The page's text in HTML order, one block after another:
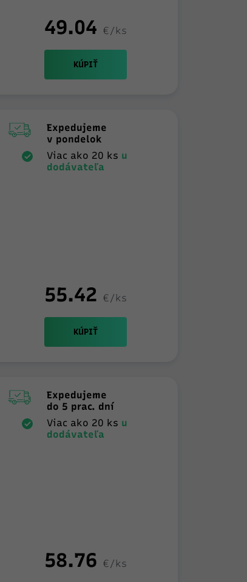
49.04 €/ks
KÚPIŤ
Expedujeme
v pondelok
Viac ako 20 ks u
dodávateľa
55.42 €/ks
KÚPIŤ
Expedujeme
do 5 prac. dní
Viac ako 20 ks u
dodávateľa
58.76 €/ks